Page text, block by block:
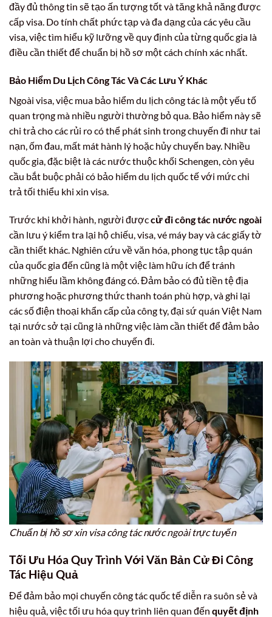
đầy đủ thông tin sẽ tạo ấn tượng tốt và tăng khả năng được
cấp visa. Do tính chất phức tạp và đa dạng của các yêu cầu
visa, việc tìm hiểu kỹ lưỡng về quy định của từng quốc gia là
điều cần thiết để chuẩn bị hồ sơ một cách chính xác nhất.
Bảo Hiểm Du Lịch Công Tác Và Các Lưu Ý Khác
Ngoài visa, việc mua bảo hiểm du lịch công tác là một yếu tố
quan trọng mà nhiều người thường bỏ qua. Bảo hiểm này sẽ
chi trả cho các rủi ro có thể phát sinh trong chuyến đi như tai
nạn, ốm đau, mất mát hành lý hoặc hủy chuyến bay. Nhiều
quốc gia, đặc biệt là các nước thuộc khối Schengen, còn yêu
cầu bắt buộc phải có bảo hiểm du lịch quốc tế với mức chi
trả tối thiểu khi xin visa.
Trước khi khởi hành, người đượccử đi công tác nước ngoài
cần lưu ý kiểm tra lại hộ chiếu, visa, vé máy bay và các giấy tờ
cần thiết khác. Nghiên cứu về văn hóa, phong tục tập quán
của quốc gia đến cũng là một việc làm hữu ích để tránh
những hiểu lầm không đáng có. Đảm bảo có đủ tiền tệ địa
phương hoặc phương thức thanh toán phù hợp, và ghi lại
các số điện thoại khẩn cấp của công ty, đại sứ quán Việt Nam
tại nước sở tại cũng là những việc làm cần thiết để đảm bảo
an toàn và thuận lợi cho chuyến đi.
Chuẩn bị hồ sơ xin visa công tác nước ngoài trực tuyến
Tối Ưu Hóa Quy Trình Với Văn Bản Cử Đi Công
Tác Hiệu Quả
Để đảm bảo mọi chuyến công tác quốc tế diễn ra suôn sẻ và
hiệu quả, việc tối ưu hóa quy trình liên quan đến quyết định